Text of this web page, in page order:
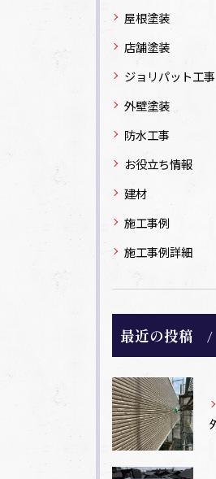
屋根塗装
店舗塗装
ジョリパット工事
外壁塗装
防水工事
お役立ち情報
建材
施工事例
施工事例詳細
最近の投稿